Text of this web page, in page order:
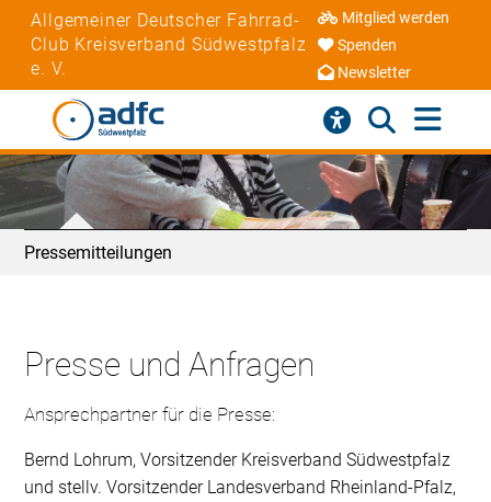
Allgemeiner Deutscher Fahrrad-
Club Kreisverband Südwestpfalz
e. V.
Mitglied werden
Spenden
Newsletter
Pressemitteilungen
Presse und Anfragen
Ansprechpartner für die Presse:
Bernd Lohrum, Vorsitzender Kreisverband Südwestpfalz
und stellv. Vorsitzender Landesverband Rheinland-Pfalz,